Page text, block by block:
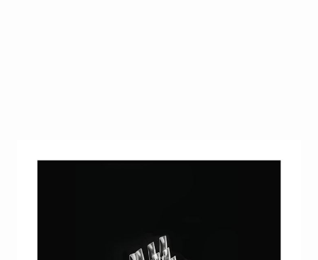
voor gelpolish, nagellak en acryl. Handig,
overzichtelijk en geschikt voor elke nagelstudio of